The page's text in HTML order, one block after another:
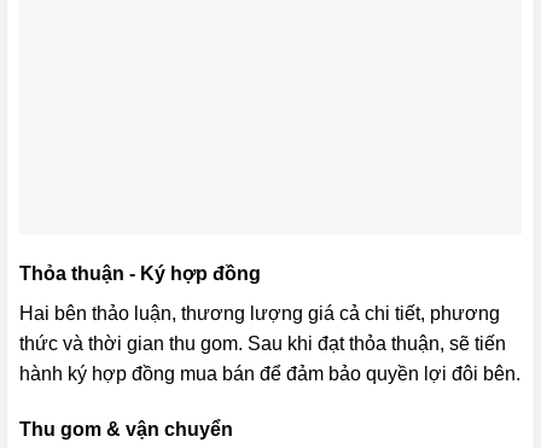
Thỏa thuận - Ký hợp đồng
Hai bên thảo luận, thương lượng giá cả chi tiết, phương
thức và thời gian thu gom. Sau khi đạt thỏa thuận, sẽ tiến
hành ký hợp đồng mua bán để đảm bảo quyền lợi đôi bên.
Thu gom & vận chuyển